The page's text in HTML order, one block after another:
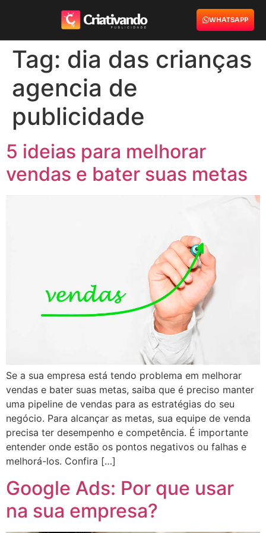
WHATSAPP
Tag: dia das crianças
agencia de
publicidade
5 ideias para melhorar
vendas e bater suas metas
Se a sua empresa está tendo problema em melhorar
vendas e bater suas metas, saiba que é preciso manter
uma pipeline de vendas para as estratégias do seu
negócio. Para alcançar as metas, sua equipe de venda
precisa ter desempenho e competência. É importante
entender onde estão os pontos negativos ou falhas e
melhorá-los. Confira […]
Google Ads: Por que usar
na sua empresa?